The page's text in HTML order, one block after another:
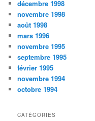
décembre 1998
novembre 1998
août 1998
mars 1996
novembre 1995
septembre 1995
février 1995
novembre 1994
octobre 1994
CATÉGORIES